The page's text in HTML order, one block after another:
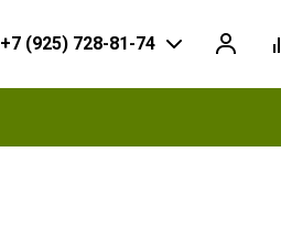
+7 (925) 728-81-74